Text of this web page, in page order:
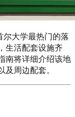
尔大学最热门的落
生活配套设施齐
南将详细介绍该地
周边配套。